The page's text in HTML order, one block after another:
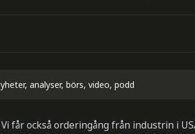
analyser, börs, video, podd
får också orderingång från industrin i